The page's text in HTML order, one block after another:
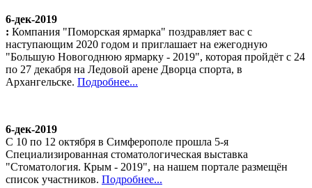
6-дек-2019
: Компания "Поморская ярмарка" поздравляет вас с
наступающим 2020 годом и приглашает на ежегодную
"Большую Новогоднюю ярмарку - 2019", которая пройдёт с 24
по 27 декабря на Ледовой арене Дворца спорта, в
Архангельске. Подробнее...
6-дек-2019
С 10 по 12 октября в Симферополе прошла 5-я
Специализированная стоматологическая выставка
"Стоматология. Крым - 2019", на нашем портале размещён
список участников. Подробнее...